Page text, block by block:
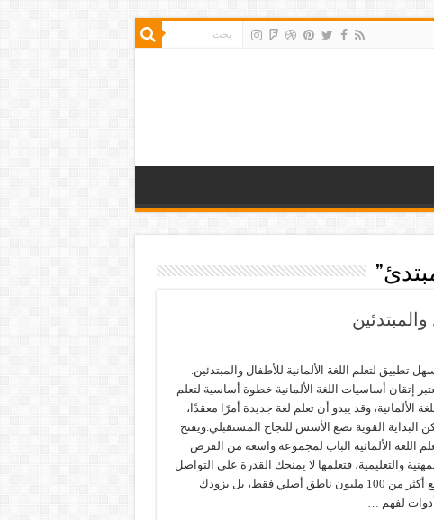
تطبيق لتعلم اللغة الألمانية للأطفال والمبتدئين.
إتقان أساسيات اللغة الألمانية خطوة أساسية لتعلم
الألمانية، وقد يبدو أن تعلم لغة جديدة أمرًا معقدًا،
البداية القوية تضع الأسس للنجاح المستقبلي.ويفتح
اللغة الألمانية الباب لمجموعة واسعة من الفرص
والتعليمية، فتعلمها لا يمنحك القدرة على التواصل
مع أكثر من 100 مليون ناطق أصلي فقط، بل يزودك
لفهم …